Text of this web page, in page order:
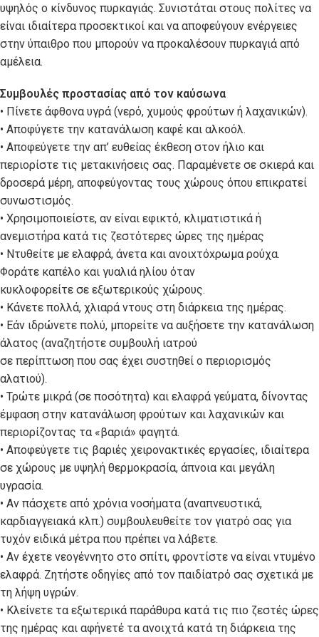
υψηλός ο κίνδυνος πυρκαγιάς. Συνιστάται στους πολίτες να
είναι ιδιαίτερα προσεκτικοί και να αποφεύγουν ενέργειες
στην ύπαιθρο που μπορούν να προκαλέσουν πυρκαγιά από
αμέλεια.
Συμβουλές προστασίας από τον καύσωνα
• Πίνετε άφθονα υγρά (νερό, χυμούς φρούτων ή λαχανικών).
• Αποφύγετε την κατανάλωση καφέ και αλκοόλ.
• Αποφεύγετε την απ’ ευθείας έκθεση στον ήλιο και
περιορίστε τις μετακινήσεις σας. Παραμένετε σε σκιερά και
δροσερά μέρη, αποφεύγοντας τους χώρους όπου επικρατεί
συνωστισμός.
• Χρησιμοποιείστε, αν είναι εφικτό, κλιματιστικά ή
ανεμιστήρα κατά τις ζεστότερες ώρες της ημέρας
• Ντυθείτε με ελαφρά, άνετα και ανoιxτόxρωμα ρούχα.
Φοράτε καπέλο και γυαλιά ηλίου όταν
κυκλοφορείτε σε εξωτερικούς χώρους.
• Κάνετε πολλά, χλιαρά ντους στη διάρκεια της ημέρας.
• Εάν ιδρώνετε πολύ, μπορείτε να αυξήσετε την κατανάλωση
άλατος (αναζητήστε συμβουλή ιατρού
σε περίπτωση που σας έχει συστηθεί ο περιορισμός
αλατιού).
• Τρώτε μικρά (σε ποσότητα) και ελαφρά γεύματα, δίνοντας
έμφαση στην κατανάλωση φρούτων και λαχανικών και
περιορίζοντας τα «βαριά» φαγητά.
• Αποφεύγετε τις βαριές χειρονακτικές εργασίες, ιδιαίτερα
σε χώρους με υψηλή θερμοκρασία, άπνοια και μεγάλη
υγρασία.
• Αν πάσχετε από χρόνια νοσήματα (αναπνευστικά,
καρδιαγγειακά κλπ.) συμβουλευθείτε τον γιατρό σας για
τυχόν ειδικά μέτρα που πρέπει να λάβετε.
• Αν έχετε νεογέννητο στο σπίτι, φροντίστε να είναι ντυμένο
ελαφρά. Ζητήστε οδηγίες από τον παιδίατρό σας σχετικά με
τη λήψη υγρών.
• Κλείνετε τα εξωτερικά παράθυρα κατά τις πιο ζεστές ώρες
της ημέρας και αφήνετέ τα ανοιχτά κατά τη διάρκεια της